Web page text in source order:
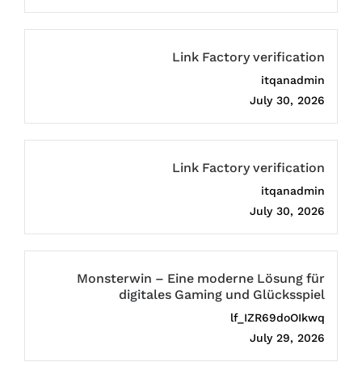
Link Factory verification
itqanadmin
July 30, 2026
Link Factory verification
itqanadmin
July 30, 2026
Monsterwin – Eine moderne Lösung für
digitales Gaming und Glücksspiel
lf_IZR69doOIkwq
July 29, 2026